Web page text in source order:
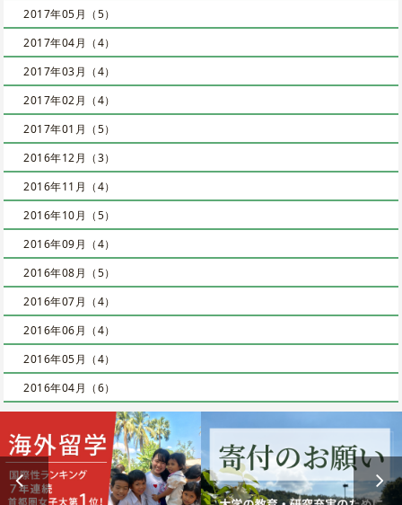
2017年05月（5）
2017年04月（4）
2017年03月（4）
2017年02月（4）
2017年01月（5）
2016年12月（3）
2016年11月（4）
2016年10月（5）
2016年09月（4）
2016年08月（5）
2016年07月（4）
2016年06月（4）
2016年05月（4）
2016年04月（6）